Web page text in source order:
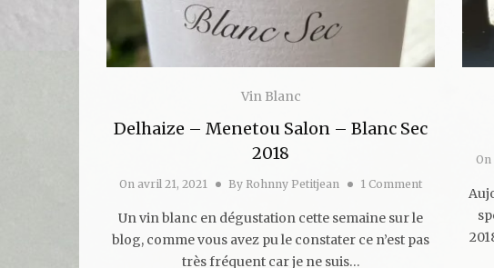
Vin Blanc
Delhaize – Menetou Salon – Blanc Sec
2018
On avril 21, 2021 By Rohnny Petitjean 1 Comment
Un vin blanc en dégustation cette semaine sur le
blog, comme vous avez pu le constater ce n’est pas
très fréquent car je ne suis…
On